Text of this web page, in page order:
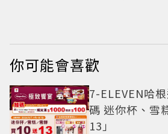
你可能會喜歡
7-ELEVEN哈
碼 迷你杯、雪
13」